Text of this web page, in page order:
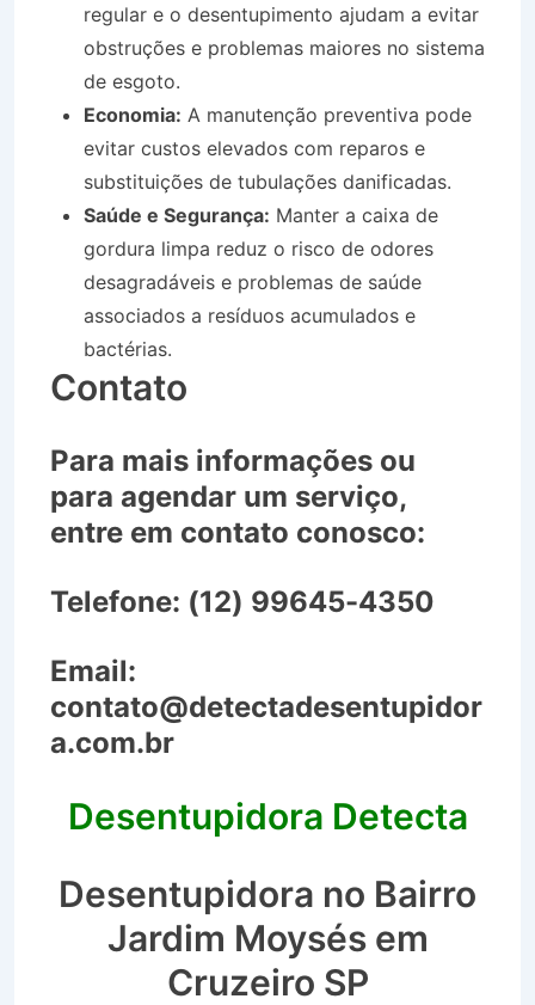
regular e o desentupimento ajudam a evitar
obstruções e problemas maiores no sistema
de esgoto.
Economia: A manutenção preventiva pode
evitar custos elevados com reparos e
substituições de tubulações danificadas.
Saúde e Segurança: Manter a caixa de
gordura limpa reduz o risco de odores
desagradáveis e problemas de saúde
associados a resíduos acumulados e
bactérias.
Contato
Para mais informações ou
para agendar um serviço,
entre em contato conosco:
Telefone: (12) 99645-4350
Email:
contato@detectadesentupidor
a.com.br
Desentupidora Detecta
Desentupidora no Bairro
Jardim Moysés em
Cruzeiro SP